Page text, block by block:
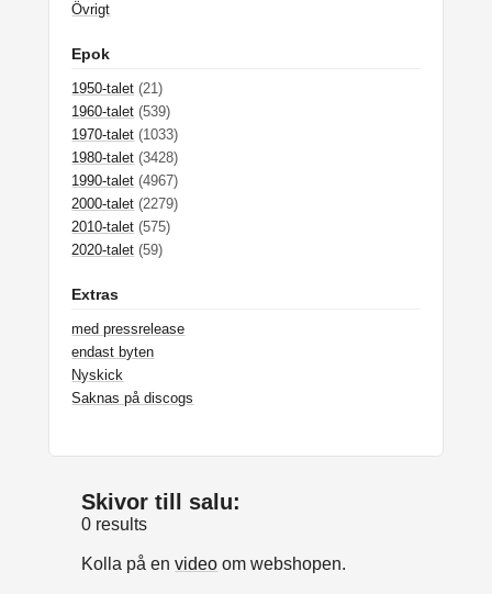
Övrigt
Epok
1950-talet (21)
1960-talet (539)
1970-talet (1033)
1980-talet (3428)
1990-talet (4967)
2000-talet (2279)
2010-talet (575)
2020-talet (59)
Extras
med pressrelease
endast byten
Nyskick
Saknas på discogs
Skivor till salu:
0 results
Kolla på envideo om webshopen.